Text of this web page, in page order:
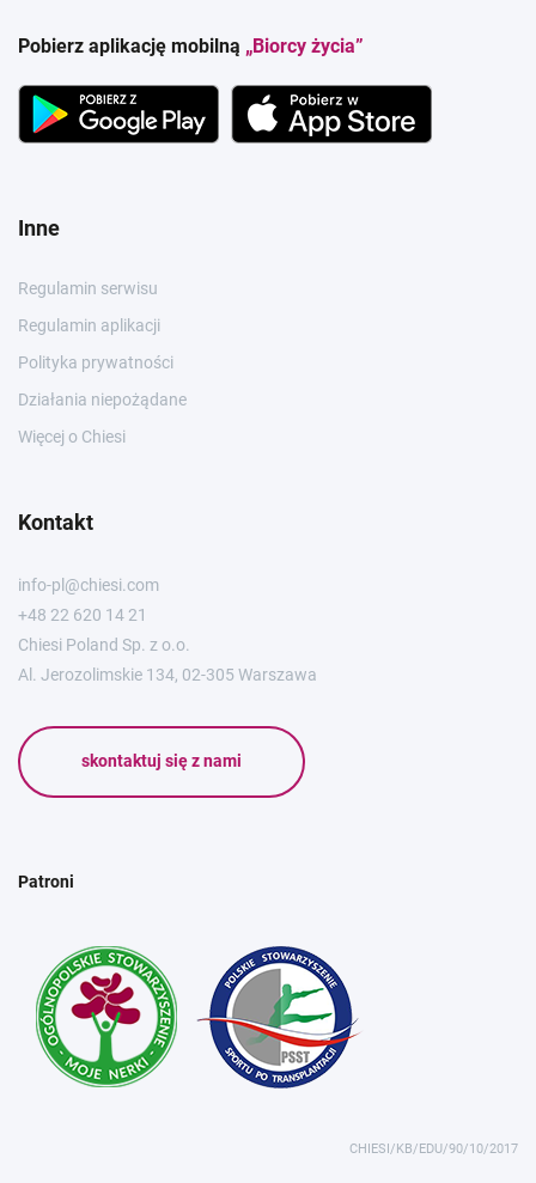
Pobierz aplikację mobilną „Biorcy życia”
Inne
Regulamin serwisu
Regulamin aplikacji
Polityka prywatności
Działania niepożądane
Więcej o Chiesi
Kontakt
info-pl@chiesi.com
+48 22 620 14 21
Chiesi Poland Sp. z o.o.
Al. Jerozolimskie 134, 02-305 Warszawa
skontaktuj się z nami
Patroni
CHIESI/KB/EDU/90/10/2017